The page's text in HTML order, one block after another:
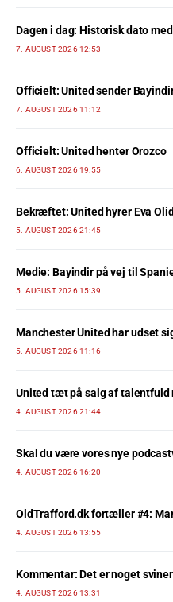
Dagen i dag: Historisk dato
7. AUGUST 2026 12:53
Officielt: United sender
7. AUGUST 2026 11:12
Officielt: United henter Orozco
6. AUGUST 2026 19:55
Bekræftet: United hyrer Eva Olid
5. AUGUST 2026 21:45
Medie: Bayindir på vej til
5. AUGUST 2026 15:39
Manchester United har udset
5. AUGUST 2026 11:16
United tæt på salg af talentfuld
4. AUGUST 2026 21:44
Skal du være vores nye
4. AUGUST 2026 16:20
OldTrafford.dk fortæller #4:
4. AUGUST 2026 13:55
Kommentar: Det er noget
4. AUGUST 2026 13:31